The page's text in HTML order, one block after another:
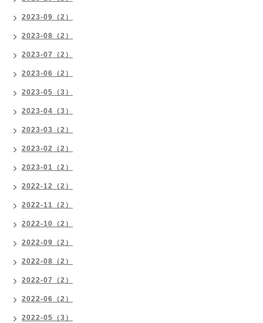
2023-09（2）
2023-08（2）
2023-07（2）
2023-06（2）
2023-05（3）
2023-04（3）
2023-03（2）
2023-02（2）
2023-01（2）
2022-12（2）
2022-11（2）
2022-10（2）
2022-09（2）
2022-08（2）
2022-07（2）
2022-06（2）
2022-05（3）